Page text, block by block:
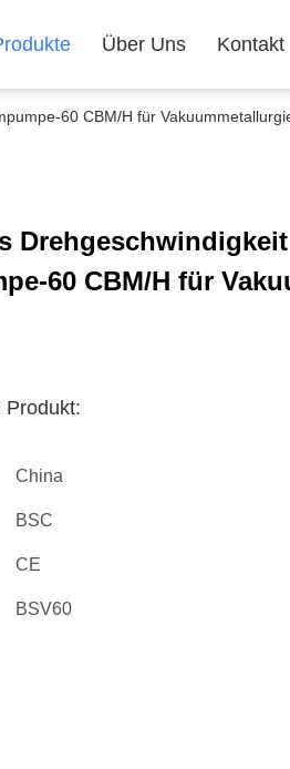
Über Uns Kontakt
60 CBM/H für
60 CBM/H für
Produkt:
China
BSC
CE
BSV60